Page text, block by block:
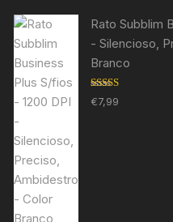
Rato Subblim
- Silencioso,
Branco
Avaliação
5.00de 5
€7,99